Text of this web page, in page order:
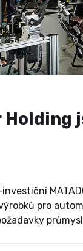
Holding
pro